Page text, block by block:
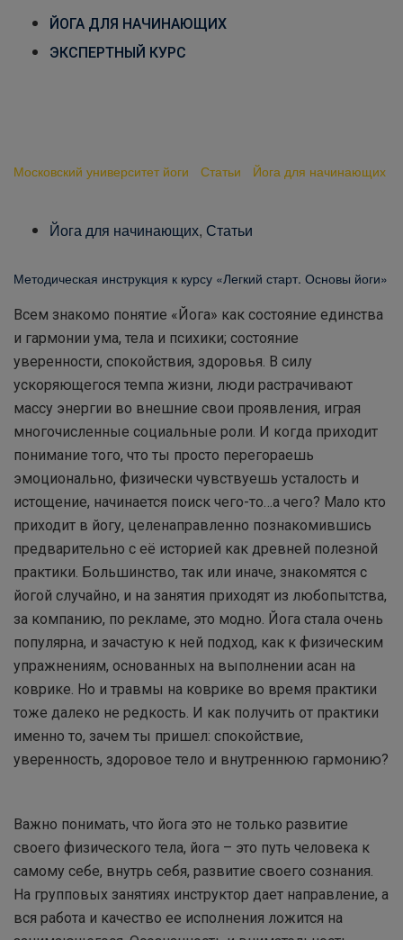
ЙОГА ДЛЯ НАЧИНАЮЩИХ
ЭКСПЕРТНЫЙ КУРС
Московский университет йоги Статьи
Йога для начинающих
Йога для начинающих, Статьи
Методическая инструкция к курсу «Легкий старт. Основы йоги»
Всем знакомо понятие «Йога» как состояние единства
и гармонии ума, тела и психики; состояние
уверенности, спокойствия, здоровья. В силу
ускоряющегося темпа жизни, люди растрачивают
массу энергии во внешние свои проявления, играя
многочисленные социальные роли. И когда приходит
понимание того, что ты просто перегораешь
эмоционально, физически чувствуешь усталость и
истощение, начинается поиск чего-то…а чего? Мало кто
приходит в йогу, целенаправленно познакомившись
предварительно с её историей как древней полезной
практики. Большинство, так или иначе, знакомятся с
йогой случайно, и на занятия приходят из любопытства,
за компанию, по рекламе, это модно. Йога стала очень
популярна, и зачастую к ней подход, как к физическим
упражнениям, основанных на выполнении асан на
коврике. Но и травмы на коврике во время практики
тоже далеко не редкость. И как получить от практики
именно то, зачем ты пришел: спокойствие,
уверенность, здоровое тело и внутреннюю гармонию?
Важно понимать, что йога это не только развитие
своего физического тела, йога – это путь человека к
самому себе, внутрь себя, развитие своего сознания.
На групповых занятиях инструктор дает направление, а
вся работа и качество ее исполнения ложится на